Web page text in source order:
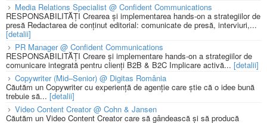
Media Relations Specialist @ Confident Communications
RESPONSABILITĂȚI Crearea și implementarea hands-on a strategiilor de
presă Redactarea de conținut editorial: comunicate de presă, interviuri,...
[detalii]
PR Manager @ Confident Communications
RESPONSABILITĂȚI Creare și implementare hands-on a strategiilor de
comunicare integrată pentru clienți B2B & B2C Implicare activă... [detalii]
Copywriter (Mid–Senior) @ Digitas România
Căutăm un Copywriter cu experiență de agenție care știe că o idee bună
trebuie să... [detalii]
Video Content Creator @ Cohn & Jansen
Căutăm un Video Content Creator care să gândească și să producă